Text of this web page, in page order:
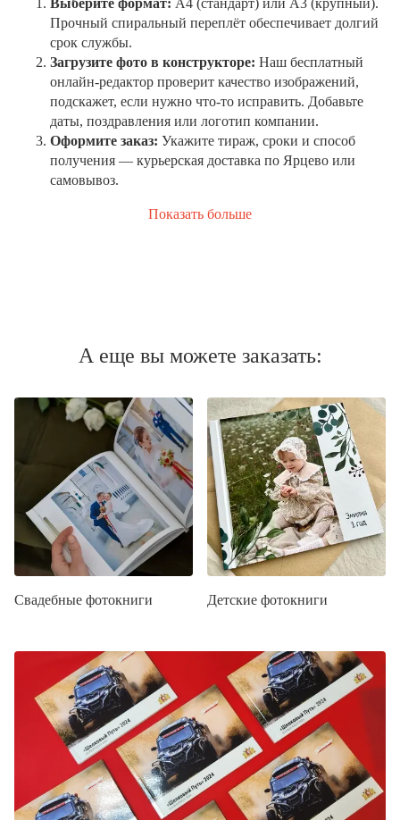
Прочный спиральный переплёт обеспечивает долгий
срок службы.
Загрузите фото в конструкторе: Наш бесплатный
онлайн-редактор проверит качество изображений,
подскажет, если нужно что-то исправить. Добавьте
даты, поздравления или логотип компании.
Оформите заказ: Укажите тираж, сроки и способ
получения — курьерская доставка по Ярцево или
самовывоз.
Показать больше
А еще вы можете заказать:
Свадебные фотокниги Детские фотокниги